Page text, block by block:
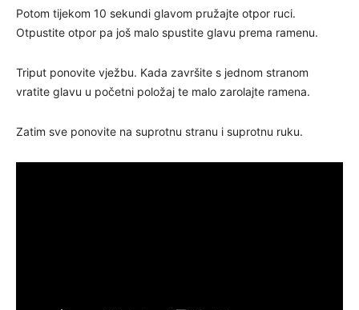
Potom tijekom 10 sekundi glavom pružajte otpor ruci.
Otpustite otpor pa još malo spustite glavu prema ramenu.
Triput ponovite vježbu. Kada završite s jednom stranom
vratite glavu u početni položaj te malo zarolajte ramena.
Zatim sve ponovite na suprotnu stranu i suprotnu ruku.